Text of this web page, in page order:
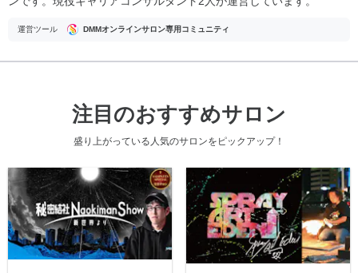
運営ツール DMMオンラインサロン専用コミュニティ
注目のおすすめサロン
盛り上がっている人気のサロンをピックアップ！